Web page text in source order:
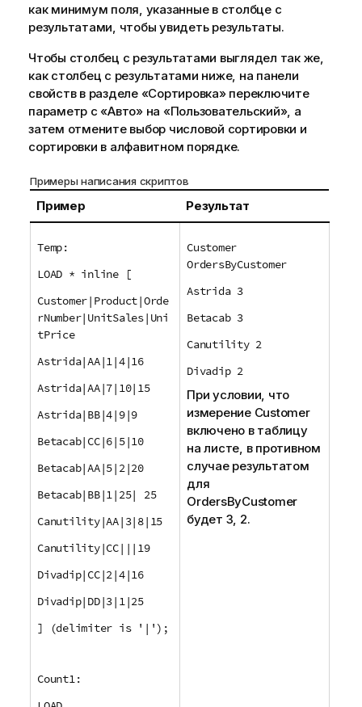
как минимум поля, указанные в столбце с
результатами, чтобы увидеть результаты.
Чтобы столбец с результатами выглядел так же,
как столбец с результатами ниже, на панели
свойств в разделе «Сортировка» переключите
параметр с «Авто» на «Пользовательский», а
затем отмените выбор числовой сортировки и
сортировки в алфавитном порядке.
Примеры написания скриптов
Пример Результат
Temp:
LOAD * inline [
Customer|Product|Orde
rNumber|UnitSales|Uni
tPrice
Astrida|AA|1|4|16
Astrida|AA|7|10|15
Astrida|BB|4|9|9
Betacab|CC|6|5|10
Betacab|AA|5|2|20
Betacab|BB|1|25| 25
Canutility|AA|3|8|15
Canutility|CC|||19
Divadip|CC|2|4|16
Divadip|DD|3|1|25
] (delimiter is '|');
Count1:
Customer
OrdersByCustomer
Astrida 3
Betacab 3
Canutility 2
Divadip 2
При условии, что
измерение Customer
включено в таблицу
на листе, в противном
случае результатом
для
OrdersByCustomer
будет 3, 2.